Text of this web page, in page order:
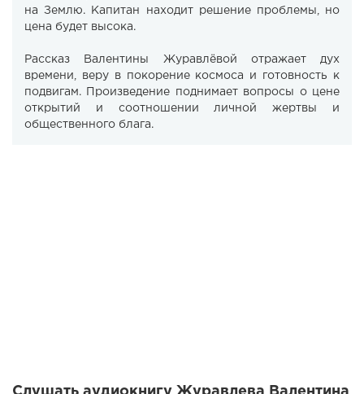
на Землю. Капитан находит решение проблемы, но
цена будет высока.
Рассказ Валентины Журавлёвой отражает дух
времени, веру в покорение космоса и готовность к
подвигам. Произведение поднимает вопросы о цене
открытий и соотношении личной жертвы и
общественного блага.